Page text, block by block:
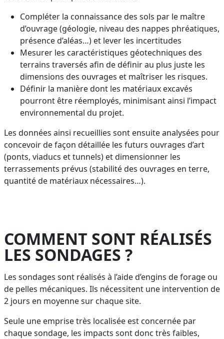
Compléter la connaissance des sols par le maître
d’ouvrage (géologie, niveau des nappes phréatiques,
présence d’aléas…) et lever les incertitudes
Mesurer les caractéristiques géotechniques des
terrains traversés afin de définir au plus juste les
dimensions des ouvrages et maîtriser les risques.
Définir la manière dont les matériaux excavés
pourront être réemployés, minimisant ainsi l’impact
environnemental du projet.
Les données ainsi recueillies sont ensuite analysées pour
concevoir de façon détaillée les futurs ouvrages d’art
(ponts, viaducs et tunnels) et dimensionner les
terrassements prévus (stabilité des ouvrages en terre,
quantité de matériaux nécessaires…).
COMMENT SONT RÉALISÉS
LES SONDAGES ?
Les sondages sont réalisés à l’aide d’engins de forage ou
de pelles mécaniques. Ils nécessitent une intervention de
2 jours en moyenne sur chaque site.
Seule une emprise très localisée est concernée par
chaque sondage, les impacts sont donc très faibles,